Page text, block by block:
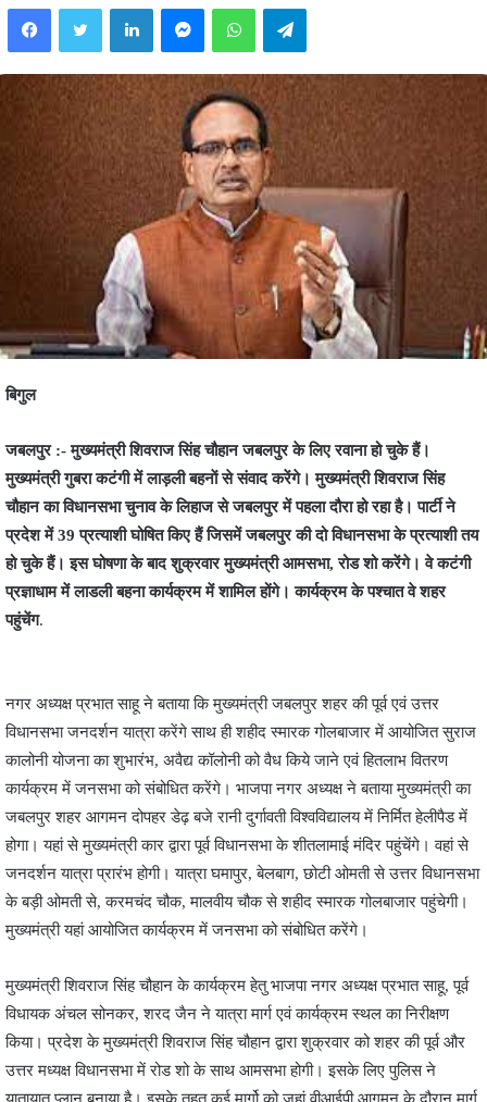
FacebookTwitter LinkedInMessengerWhatsAppTelegram
बिगुल
जबलपुर :- मुख्यमंत्री शिवराज सिंह चौहान जबलपुर के लिए रवाना हो चुके हैं।
मुख्यमंत्री गुबरा कटंगी में लाड़ली बहनाें से संवाद करेंगे। मुख्यमंत्री शिवराज सिंह
चौहान का विधानसभा चुनाव के लिहाज से जबलपुर में पहला दौरा हो रहा है। पार्टी ने
प्रदेश में 39 प्रत्याशी घोषित किए हैं जिसमें जबलपुर की दो विधानसभा के प्रत्याशी तय
हो चुके हैं। इस घोषणा के बाद शुक्रवार मुख्यमंत्री आमसभा, रोड शो करेंगे। वे कटंगी
प्रज्ञाधाम में लाडली बहना कार्यक्रम में शामिल होंगे। कार्यक्रम के पश्चात वे शहर
पहुंचेंग.
नगर अध्यक्ष प्रभात साहू ने बताया कि मुख्यमंत्री जबलपुर शहर की पूर्व एवं उत्तर
विधानसभा जनदर्शन यात्रा करेंगे साथ ही शहीद स्मारक गोलबाजार में आयोजित सुराज
कालोनी योजना का शुभारंभ, अवैद्य कॉलोनी को वैध किये जाने एवं हितलाभ वितरण
कार्यक्रम में जनसभा को संबोधित करेंगे। भाजपा नगर अध्यक्ष ने बताया मुख्यमंत्री का
जबलपुर शहर आगमन दोपहर डेढ़ बजे रानी दुर्गावती विश्वविद्यालय में निर्मित हेलीपैड में
होगा। यहां से मुख्यमंत्री कार द्वारा पूर्व विधानसभा के शीतलामाई मंदिर पहुंचेंगे। वहां से
जनदर्शन यात्रा प्रारंभ होगी। यात्रा घमापुर, बेलबाग, छोटी ओमती से उत्तर विधानसभा
के बड़ी ओमती से, करमचंद चौक, मालवीय चौक से शहीद स्मारक गोलबाजार पहुंचेगी।
मुख्यमंत्री यहां आयोजित कार्यक्रम में जनसभा को संबोधित करेंगे।
मुख्यमंत्री शिवराज सिंह चौहान के कार्यक्रम हेतु भाजपा नगर अध्यक्ष प्रभात साहू, पूर्व
विधायक अंचल सोनकर, शरद जैन ने यात्रा मार्ग एवं कार्यक्रम स्थल का निरीक्षण
किया। प्रदेश के मुख्यमंत्री शिवराज सिंह चौहान द्वारा शुक्रवार को शहर की पूर्व और
उत्तर मध्यक्ष विधानसभा में रोड शो के साथ आमसभा होगी। इसके लिए पुलिस ने
यातायात प्लान बनाया है। इसके तहत कई मार्गो को जहां वीआईपी आगमन के दौरान मार्ग